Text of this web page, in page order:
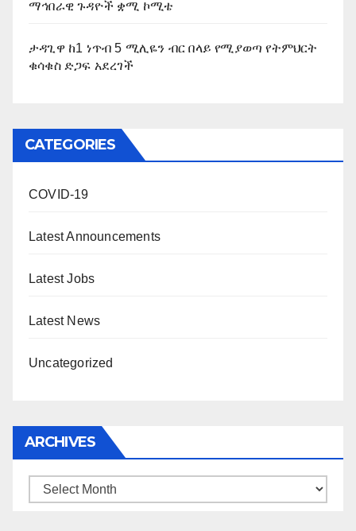
ማኅበራዊ ጉዳዮች ቋሚ ኮሚቴ
ታዳጊዋ ከ1 ነጥብ 5 ሚሊዬን ብር በላይ የሚያወጣ የትምህርት
ቁሳቁስ ድጋፍ አደረገች
CATEGORIES
COVID-19
Latest Announcements
Latest Jobs
Latest News
Uncategorized
ARCHIVES
Archives